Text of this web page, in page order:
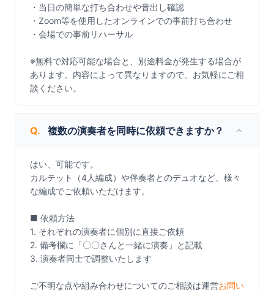
・当日の簡単な打ち合わせや音出し確認
・Zoom等を使用したオンラインでの事前打ち合わせ
・会場での事前リハーサル
※無料で対応可能な場合と、別途料金が発生する場合が
あります。内容によって異なりますので、お気軽にご相
談ください。
Q. 複数の演奏者を同時に依頼できますか？
はい、可能です。
カルテット（4人編成）や伴奏者とのデュオなど、様々
な編成でご依頼いただけます。
■ 依頼方法
1. それぞれの演奏者に個別に直接ご依頼
2. 備考欄に「〇〇さんと一緒に演奏」と記載
3. 演奏者同士で調整いたします
ご不明な点や組み合わせについてのご相談は運営お問い